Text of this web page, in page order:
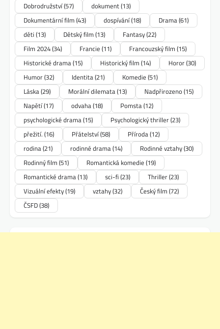
Dobrodružství(57) dokument(13)
Dokumentární film (43) dospívání(18) Drama(61)
děti (13) Dětský film (13) Fantasy(22)
Film 2024(34) Francie (11) Francouzský film (15)
Historické drama(15) Historický film (14) Horor(30)
Humor(32) Identita(21) Komedie (51)
Láska(29) Morální dilemata(13) Nadpřirozeno(15)
Napětí(17) odvaha(18) Pomsta(12)
psychologické drama(15) Psychologický thriller(23)
přežití. (16) Přátelství(58) Příroda(12)
rodina(21) rodinné drama(14) Rodinné vztahy(30)
Rodinný film (51) Romantická komedie (19)
Romantické drama(13) sci-fi (23) Thriller(23)
Vizuální efekty(19) vztahy(32) Český film (72)
ČSFD(38)